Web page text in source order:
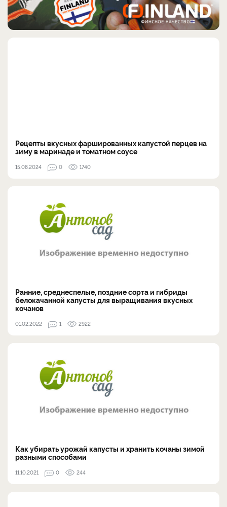
Рецепты вкусных фаршированных капустой перцев на
зиму в маринаде и томатном соусе
15.08.2024 0 1740
Ранние, среднеспелые, поздние сорта и гибриды
белокачанной капусты для выращивания вкусных
кочанов
01.02.2022 1 2922
Как убирать урожай капусты и хранить кочаны зимой
разными способами
11.10.2021 0 244